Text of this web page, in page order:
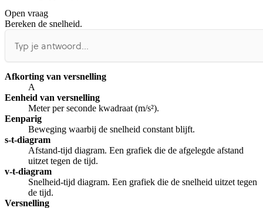
De uitleg gaat te langzaam
Open vraag
Bereken de snelheid.
Afkorting van versnelling
A
Eenheid van versnelling
Meter per seconde kwadraat (m/s²).
Eenparig
Beweging waarbij de snelheid constant blijft.
s-t-diagram
Afstand-tijd diagram. Een grafiek die de afgelegde afstand
uitzet tegen de tijd.
v-t-diagram
Snelheid-tijd diagram. Een grafiek die de snelheid uitzet tegen
de tijd.
Versnelling